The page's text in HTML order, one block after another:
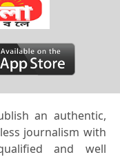
an authentic,
journalism with
and well